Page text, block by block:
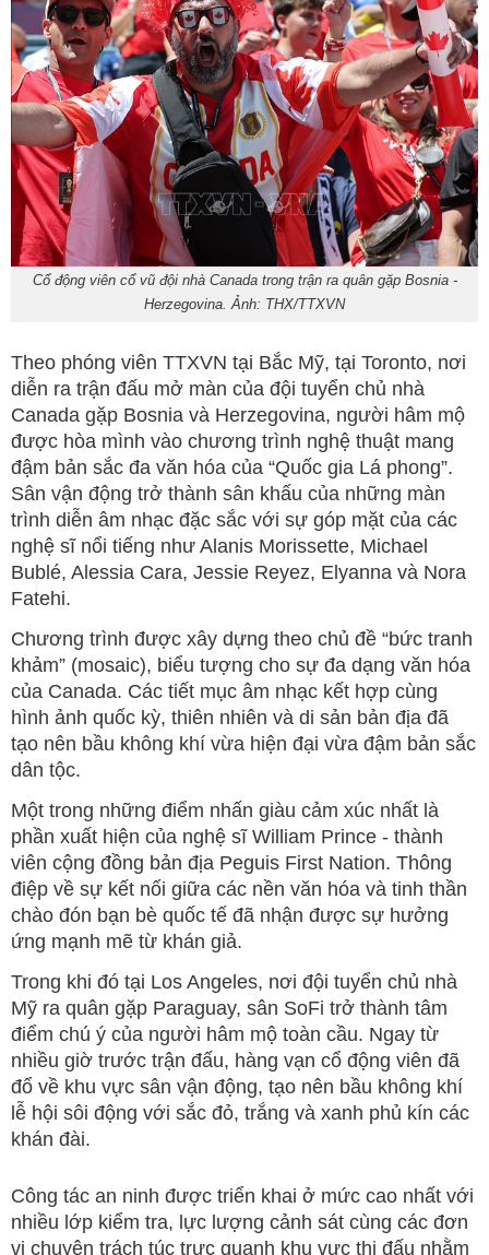
Cổ động viên cổ vũ đội nhà Canada trong trận ra quân gặp Bosnia -
Herzegovina. Ảnh: THX/TTXVN
Theo phóng viên TTXVN tại Bắc Mỹ, tại Toronto, nơi
diễn ra trận đấu mở màn của đội tuyển chủ nhà
Canada gặp Bosnia và Herzegovina, người hâm mộ
được hòa mình vào chương trình nghệ thuật mang
đậm bản sắc đa văn hóa của “Quốc gia Lá phong”.
Sân vận động trở thành sân khấu của những màn
trình diễn âm nhạc đặc sắc với sự góp mặt của các
nghệ sĩ nổi tiếng như Alanis Morissette, Michael
Bublé, Alessia Cara, Jessie Reyez, Elyanna và Nora
Fatehi.
Chương trình được xây dựng theo chủ đề “bức tranh
khảm” (mosaic), biểu tượng cho sự đa dạng văn hóa
của Canada. Các tiết mục âm nhạc kết hợp cùng
hình ảnh quốc kỳ, thiên nhiên và di sản bản địa đã
tạo nên bầu không khí vừa hiện đại vừa đậm bản sắc
dân tộc.
Một trong những điểm nhấn giàu cảm xúc nhất là
phần xuất hiện của nghệ sĩ William Prince - thành
viên cộng đồng bản địa Peguis First Nation. Thông
điệp về sự kết nối giữa các nền văn hóa và tinh thần
chào đón bạn bè quốc tế đã nhận được sự hưởng
ứng mạnh mẽ từ khán giả.
Trong khi đó tại Los Angeles, nơi đội tuyển chủ nhà
Mỹ ra quân gặp Paraguay, sân SoFi trở thành tâm
điểm chú ý của người hâm mộ toàn cầu. Ngay từ
nhiều giờ trước trận đấu, hàng vạn cổ động viên đã
đổ về khu vực sân vận động, tạo nên bầu không khí
lễ hội sôi động với sắc đỏ, trắng và xanh phủ kín các
khán đài.
Công tác an ninh được triển khai ở mức cao nhất với
nhiều lớp kiểm tra, lực lượng cảnh sát cùng các đơn
vị chuyên trách túc trực quanh khu vực thi đấu nhằm